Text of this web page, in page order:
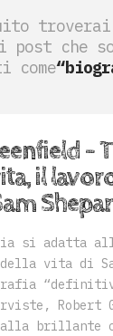
troverai
che
come
–
il
si adatta
vita di
Robert
alla brillante